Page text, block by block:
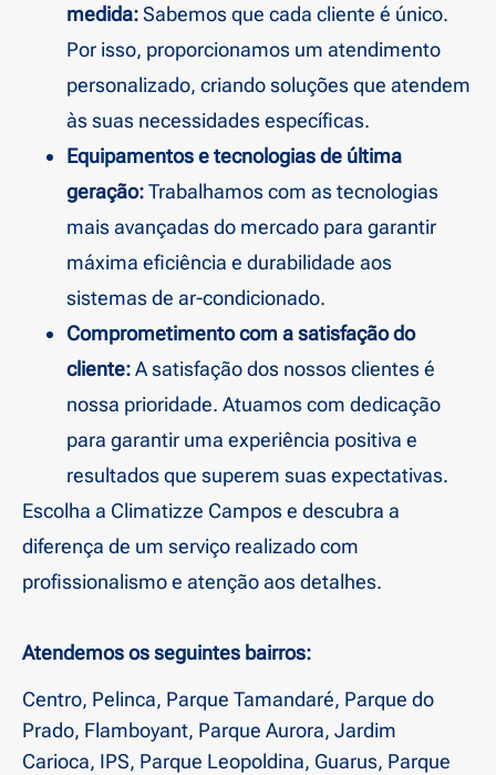
medida:Sabemos que cada cliente é único.
Por isso, proporcionamos um atendimento
personalizado, criando soluções que atendem
às suas necessidades específicas.
Equipamentos e tecnologias de última
geração:Trabalhamos com as tecnologias
mais avançadas do mercado para garantir
máxima eficiência e durabilidade aos
sistemas de ar-condicionado.
Comprometimento com a satisfação do
cliente:A satisfação dos nossos clientes é
nossa prioridade. Atuamos com dedicação
para garantir uma experiência positiva e
resultados que superem suas expectativas.
Escolha a Climatizze Campos e descubra a
diferença de um serviço realizado com
profissionalismo e atenção aos detalhes.
Atendemos os seguintes bairros:
Centro, Pelinca, Parque Tamandaré, Parque do
Prado, Flamboyant, Parque Aurora, Jardim
Carioca, IPS, Parque Leopoldina, Guarus, Parque